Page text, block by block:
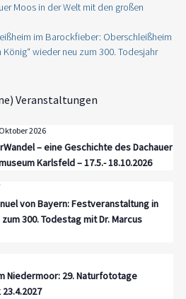
Moos in der Welt mit den großen
im Barockfieber: Oberschleißheim
wieder neu zum 300. Todesjahr
Veranstaltungen
2026
– eine Geschichte des Dachauer
Karlsfeld – 17.5.- 18.10.2026
von Bayern: Festveranstaltung in
300. Todestag mit Dr. Marcus
Niedermoor: 29. Naturfototage